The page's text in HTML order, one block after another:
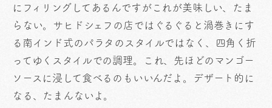
にフィリングしてあるんですがこれが美味しい、たま
らない。サヒドシェフの店ではぐるぐると渦巻きにす
る南インド式のパラタのスタイルではなく、四角く折
ってゆくスタイルでの調理。これ、先ほどのマンゴー
ソースに浸して食べるのもいいんだよ。デザート的に
なる、たまんないよ。